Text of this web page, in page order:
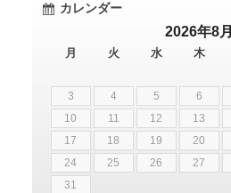
カレンダー
2026年8月
月 火 水 木
3
4 5 6
10
11 12 13
17
18 19 20
24
25 26 27
31